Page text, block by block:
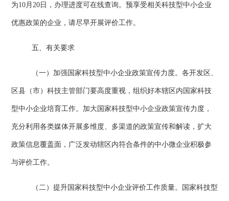
为10月20 日，办理进度可在线查询。预享受相关科技型中小企业
优惠政策的企业，请尽早开展评价工作。
五、有关要求
（一）加强国家科技型中小企业政策宣传力度。各开发区、
区县（市）科技主管部门要高度重视，组织好本辖区内国家科技
型中小企业培育工作。加大国家科技型中小企业政策宣传力度，
充分利用各类媒体开展多维度、多渠道的政策宣传和解读，扩大
政策信息覆盖面，广泛发动辖区内符合条件的中小微企业积极参
与评价工作。
（二）提升国家科技型中小企业评价工作质量。国家科技型